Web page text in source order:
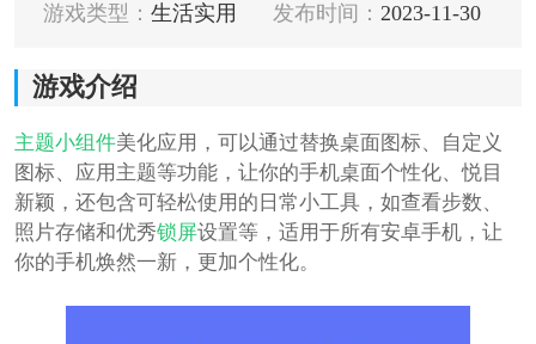
游戏类型： 生活实用 发布时间： 2023-11-30
游戏介绍
主题小组件美化应用，可以通过替换桌面图标、自定义
图标、应用主题等功能，让你的手机桌面个性化、悦目
新颖，还包含可轻松使用的日常小工具，如查看步数、
照片存储和优秀锁屏设置等，适用于所有安卓手机，让
你的手机焕然一新，更加个性化。